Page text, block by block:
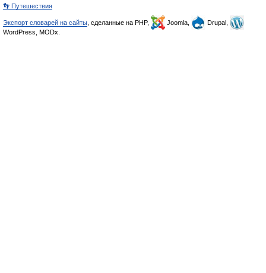
👣 Путешествия
Экспорт словарей на сайты , сделанные на PHP, Joomla,
Drupal,
WordPress, MODx.